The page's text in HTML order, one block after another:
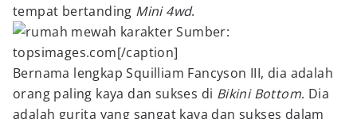
tempat bertanding Mini 4wd.
Sumber:
topsimages.com[/caption]
Bernama lengkap Squilliam Fancyson III, dia adalah
orang paling kaya dan sukses di Bikini Bottom. Dia
adalah gurita yang sangat kaya dan sukses dalam